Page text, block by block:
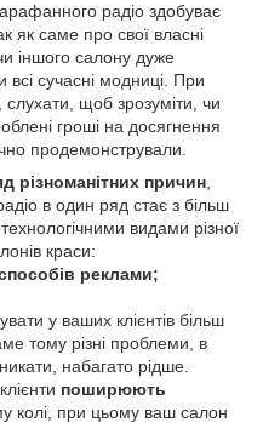
радіо здобуває
як саме про свої власні
іншого салону дуже
сучасні модниці. При
щоб зрозуміти, чи
гроші на досягнення
продемонстрували.
різноманітних причин
в один ряд стає з більш
видами різної
краси:
реклами;
у ваших клієнтів більш
тому різні проблеми, в
набагато рідше.
поширюють
колі, при цьому ваш салон